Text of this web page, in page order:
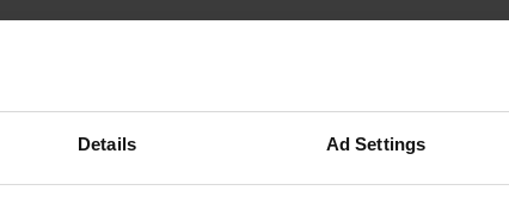
Details Ad Settings